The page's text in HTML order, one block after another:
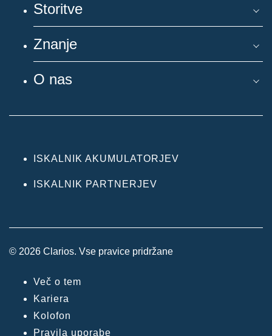
Storitve
Znanje
O nas
ISKALNIK AKUMULATORJEV
ISKALNIK PARTNERJEV
© 2026 Clarios. Vse pravice pridržane
Več o tem
Kariera
Kolofon
Pravila uporabe